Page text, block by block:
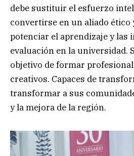
debe sustituir el esfuerzo
convertirse en un aliado ético
potenciar el aprendizaje y las
evaluación en la universidad.
objetivo de formar
creativos. Capaces de
transformar a sus
y la mejora de la región.